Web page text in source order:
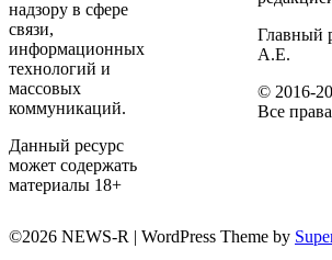
надзору в сфере
связи,
информационных
технологий и
массовых
коммуникаций.
Данный ресурс
может содержать
материалы 18+
Главный
А.Е.
© 2016-
Все
©2026 NEWS-R | WordPress Theme by